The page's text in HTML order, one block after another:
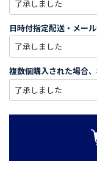
日時付指定配送・メール
複数個購入された場合